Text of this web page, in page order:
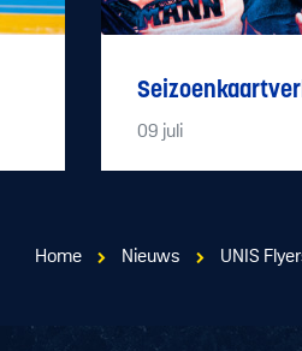
09 juli
Home Nieuws UNIS